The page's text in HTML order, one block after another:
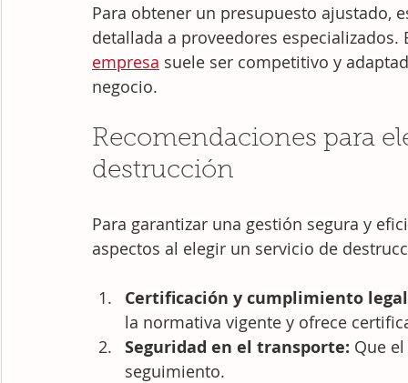
Para obtener un presupuesto
detallada a proveedores especializados.
empresa suele ser competitivo y
negocio.
Recomendaciones para
destrucción
Para garantizar una gestión segura y
aspectos al elegir un servicio de
Certificación y cumplimiento
la normativa vigente y ofrece
Seguridad en el transporte: Que
seguimiento.